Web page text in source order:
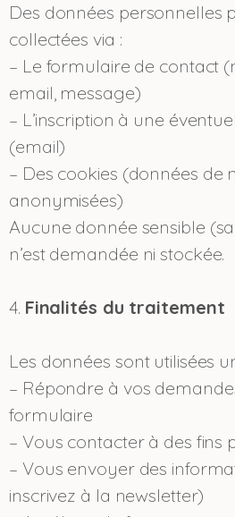
Des données personnelles
collectées via :
– Le formulaire de contact
email, message)
– L’inscription à une
(email)
– Des cookies (données de
anonymisées)
Aucune donnée sensible
n’est demandée ni stockée.
4. Finalités du traitement
Les données sont utilisées
– Répondre à vos
formulaire
– Vous contacter à des fins
– Vous envoyer des
inscrivez à la newsletter)